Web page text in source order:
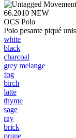
66.2010 NEW
OCS Polo
Polo pesante piqué
white
black
charcoal
grey melange
fog
birch
latte
thyme
sage
ray
brick
prune